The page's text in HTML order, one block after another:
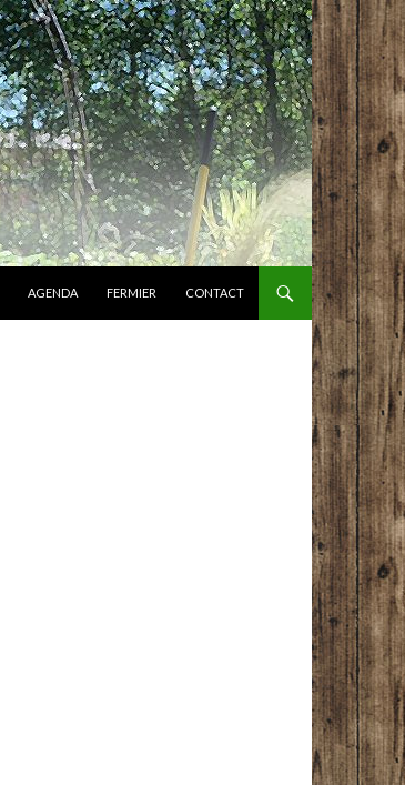
AGENDA FERMIER CONTACT